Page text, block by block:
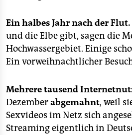
Ein halbes Jahr nach der Flut.
und die Elbe gibt, sagen die
Hochwassergebiet. Einige
Ein vorweihnachtlicher
Mehrere tausend
Dezemberabgemahnt, weil
Sexvideos im Netz sich
Streaming eigentlich in